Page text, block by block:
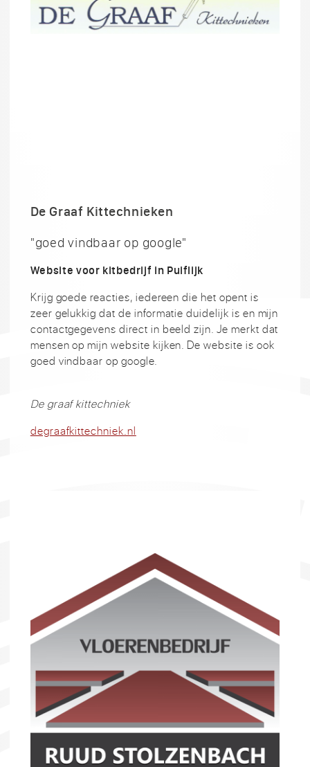
De Graaf Kittechnieken
"goed vindbaar op google"
Website voor kitbedrijf in Puiflijk
Krijg goede reacties, iedereen die het opent is
zeer gelukkig dat de informatie duidelijk is en mijn
contactgegevens direct in beeld zijn. Je merkt dat
mensen op mijn website kijken. De website is ook
goed vindbaar op google.
De graaf kittechniek
degraafkittechniek.nl